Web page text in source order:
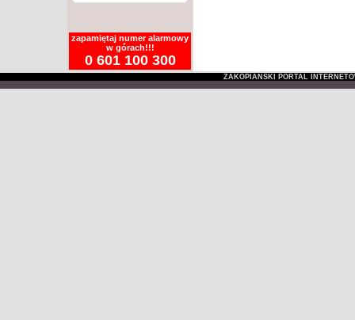
zapamiętaj numer alarmowy
w górach!!!
0 601 100 300
ZAKOPIAŃSKI PORTAL